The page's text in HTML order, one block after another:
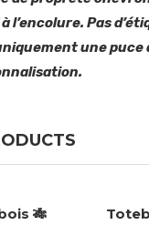
l’encolure. Pas
une puce
🎋